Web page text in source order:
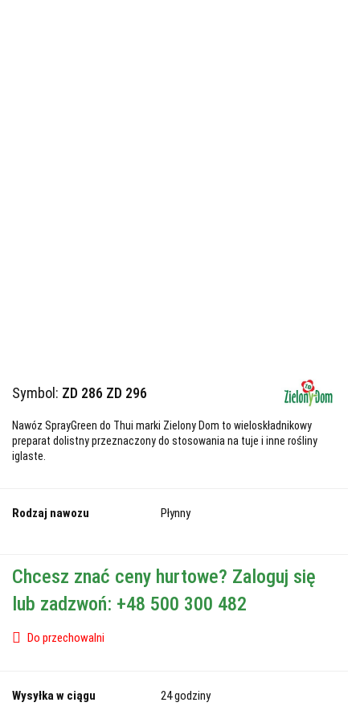
Symbol: ZD 286 ZD 296
Nawóz SprayGreen do Thui marki Zielony Dom to wieloskładnikowy
preparat dolistny przeznaczony do stosowania na tuje i inne rośliny
iglaste.
Rodzaj nawozu Płynny
Chcesz znać ceny hurtowe? Zaloguj się
lub zadzwoń: +48 500 300 482
Do przechowalni
Wysyłka w ciągu 24 godziny